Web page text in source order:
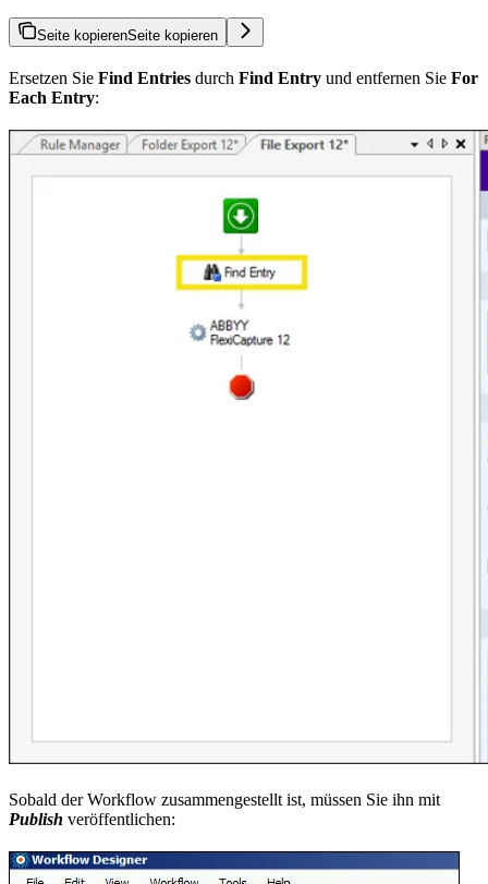
Seite kopierenSeite kopieren
Ersetzen Sie Find Entries durch Find Entry und entfernen Sie For
Each Entry:
Sobald der Workflow zusammengestellt ist, müssen Sie ihn mit
Publish veröffentlichen: